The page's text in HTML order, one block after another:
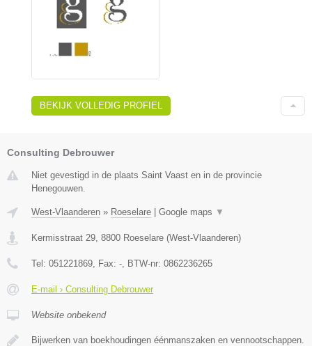
BEKIJK VOLLEDIG PROFIEL
Consulting Debrouwer
Niet gevestigd in de plaats Saint Vaast en in de provincie
Henegouwen.
West-Vlaanderen » Roeselare | Google maps ▼
Kermisstraat 29 8800 Roeselare (West-Vlaanderen)
Tel: 051221869 , Fax: - , BTW-nr: 0862236265
E-mail › Consulting Debrouwer
Website onbekend
Bijwerken van boekhoudingen éénmanszaken en vennootschappen.